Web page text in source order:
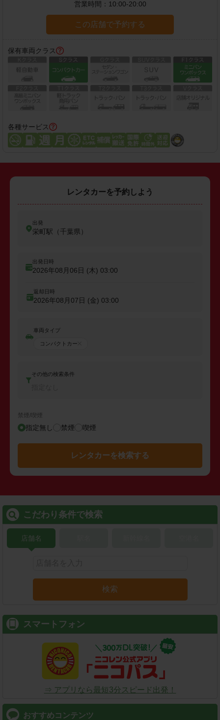
営業時間： 10:00-20:00
この店舗で予約する
保有車両クラス
各種サービス
レンタカーを予約しよう
出発
栄町駅（千葉県）
出発日時
2026年08月06日 (木) 03:00
返却日時
2026年08月07日 (金) 03:00
車両タイプ
コンパクトカー
その他の検索条件
禁煙/喫煙
指定無し 禁煙 喫煙
レンタカーを検索する
こだわり条件で検索
店舗名
検索
スマートフォン
⇒ アプリなら最短3分スピード出発！
おすすめコンテンツ